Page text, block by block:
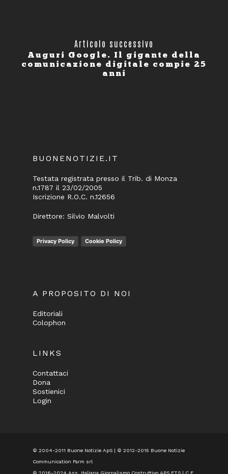
Articolo successivo
Auguri Google. Il gigante della
comunicazione digitale compie 25
anni
BUONENOTIZIE.IT
Testata registrata presso il Trib. di Monza
n.1787 il 23/02/2005
Iscrizione R.O.C. n.12656
Direttore: Silvio Malvolti
Privacy Policy Cookie Policy
A PROPOSITO DI NOI
Editoriali
Colophon
LINKS
Contattaci
Dona
Sostienici
Login
© 2004-2011 Buone Notizie ApS | © 2012-2015 Buone Notizie
Communication Farm srl
© 2016-2024 Ass. Italiana Giornalismo Costruttivo APS ETS | C.F.